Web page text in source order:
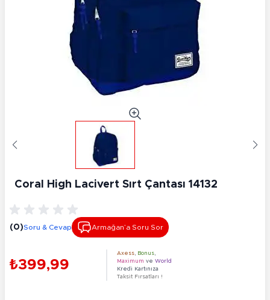
Coral High Lacivert Sırt Çantası 14132
(0)Soru & Cevap Armağan’a Soru Sor
₺399,99
Axess Bonus
Maximum ve World
Kredi Kartınıza
Taksit Fırsatları !